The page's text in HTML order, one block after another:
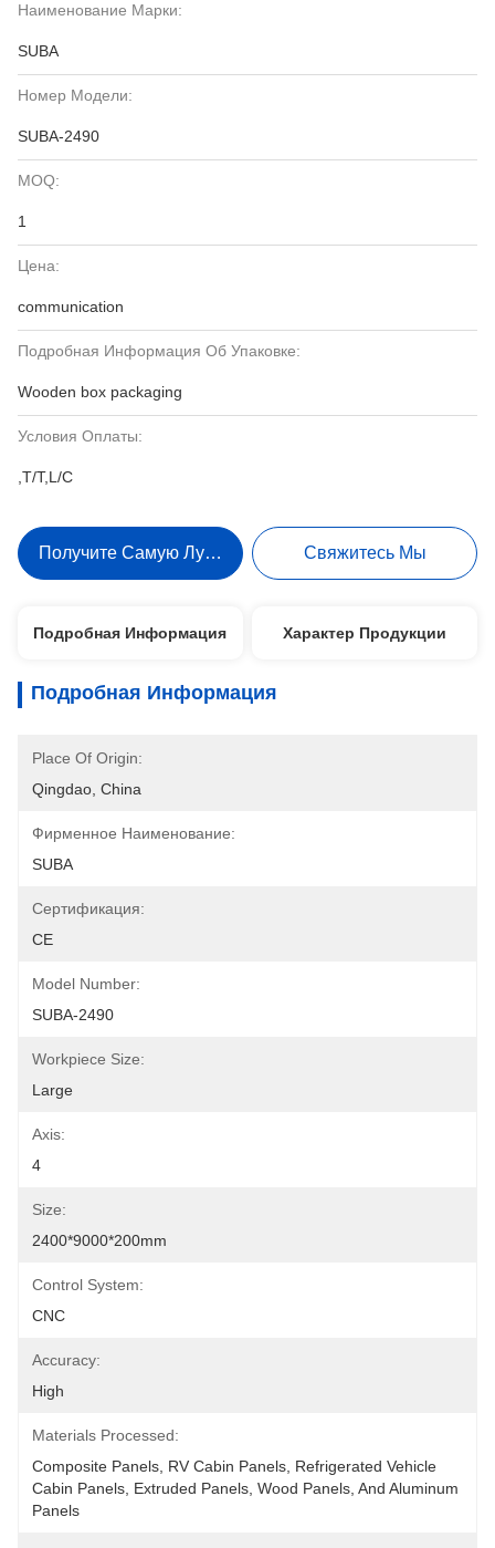
Наименование Марки:
SUBA
Номер Модели:
SUBA-2490
MOQ:
1
Цена:
communication
Подробная Информация Об Упаковке:
Wooden box packaging
Условия Оплаты:
,T/T,L/C
Получите Самую Лучшую Цену Свяжитесь Мы
Подробная Информация Характер Продукции
Подробная Информация
Place Of Origin:
Qingdao, China
Фирменное Наименование:
SUBA
Сертификация:
CE
Model Number:
SUBA-2490
Workpiece Size:
Large
Axis:
4
Size:
2400*9000*200mm
Control System:
CNC
Accuracy:
High
Materials Processed:
Composite Panels, RV Cabin Panels, Refrigerated Vehicle
Cabin Panels, Extruded Panels, Wood Panels, And Aluminum
Panels